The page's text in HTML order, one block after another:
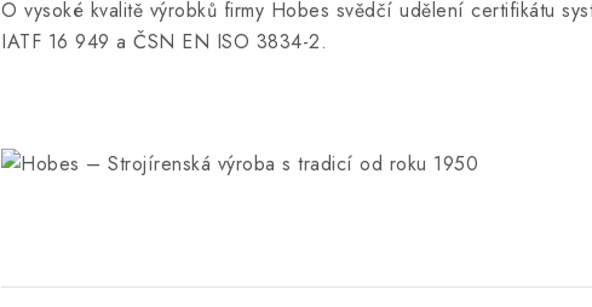
O vysoké kvalitě výrobků firmy Hobes svědčí udělení certifikátu
IATF 16 949 a ČSN EN ISO 3834-2.